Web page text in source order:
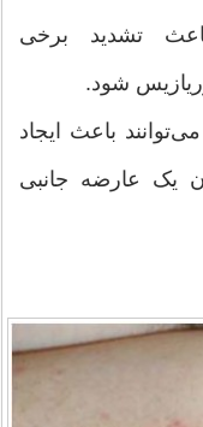
تشدید برخی
شود.
باعث ایجاد
یک عارضه جانبی